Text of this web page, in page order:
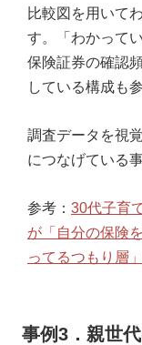
比較図を用いて
す。「わかって
保険証券の確認
している構成も
調査データを視
につなげている
参考： 30代子育
が「自分の保険
ってるつもり層
事例3．親世